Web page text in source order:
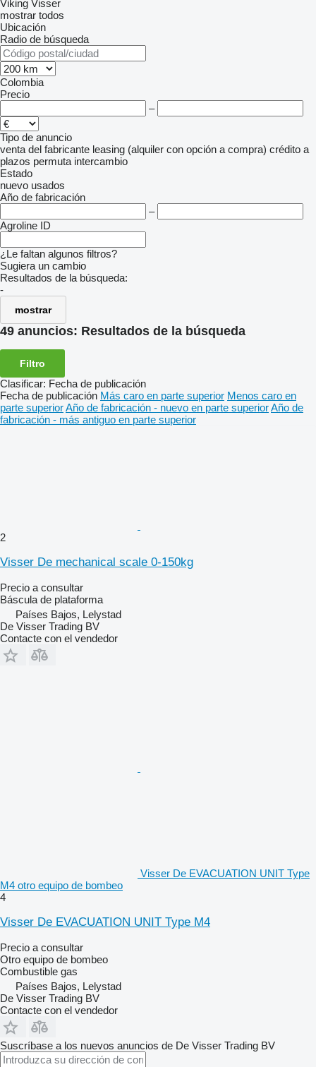
Viking Visser
mostrar todos
Ubicación
Radio de búsqueda
Colombia
Precio
–
Tipo de anuncio
venta del fabricante leasing (alquiler con opción a compra) crédito a
plazos permuta intercambio
Estado
nuevo usados
Año de fabricación
–
Agroline ID
¿Le faltan algunos filtros?
Sugiera un cambio
Resultados de la búsqueda:
-
mostrar
49 anuncios: Resultados de la búsqueda
Filtro
Clasificar: Fecha de publicación
Fecha de publicación Más caro en parte superior Menos caro en
parte superiorAño de fabricación - nuevo en parte superiorAño de
fabricación - más antiguo en parte superior
2
Visser De mechanical scale 0-150kg
Precio a consultar
Báscula de plataforma
Países Bajos, Lelystad
De Visser Trading BV
Contacte con el vendedor
Visser De EVACUATION UNIT Type
M4 otro equipo de bombeo
4
Visser De EVACUATION UNIT Type M4
Precio a consultar
Otro equipo de bombeo
Combustible gas
Países Bajos, Lelystad
De Visser Trading BV
Contacte con el vendedor
Suscríbase a los nuevos anuncios de De Visser Trading BV